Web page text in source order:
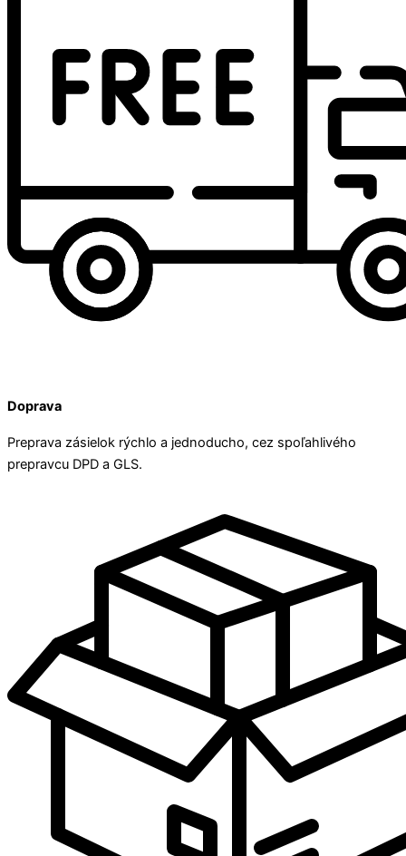
Doprava
Preprava zásielok rýchlo a jednoducho, cez spoľahlivého
prepravcu DPD a GLS.